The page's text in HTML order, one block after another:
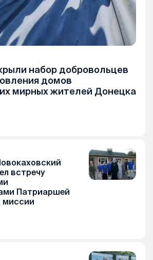
набор добровольцев
домов
мирных жителей Донецка
встречу
Патриаршей
миссии